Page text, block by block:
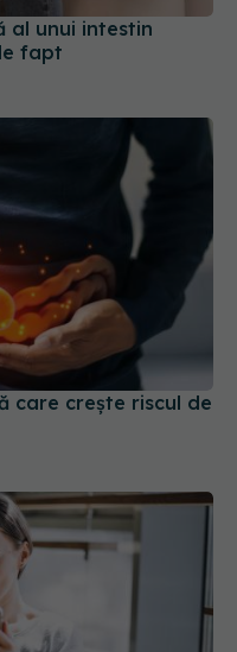
care crește riscul de